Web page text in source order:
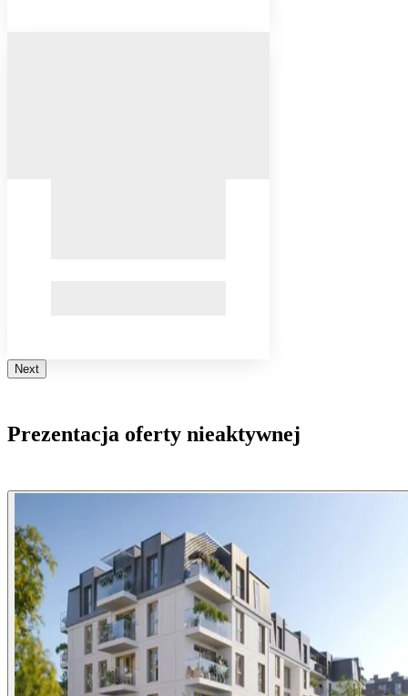
Next
Prezentacja oferty nieaktywnej